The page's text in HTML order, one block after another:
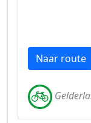
Naar route